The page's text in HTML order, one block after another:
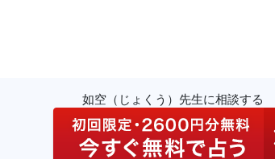
如空（じょくう）先生に相談する